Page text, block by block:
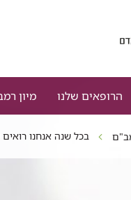
הרופאים שלנו מיון
בכל שנה אנחנו